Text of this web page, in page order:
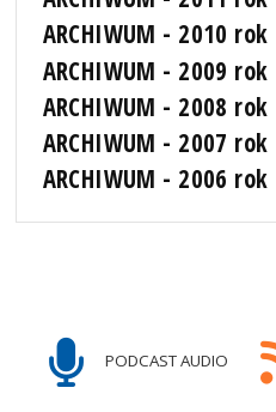
ARCHIWUM - 2010 rok
ARCHIWUM - 2009 rok
ARCHIWUM - 2008 rok
ARCHIWUM - 2007 rok
ARCHIWUM - 2006 rok
PODCAST AUDIO